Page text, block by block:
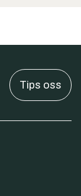
Tips oss